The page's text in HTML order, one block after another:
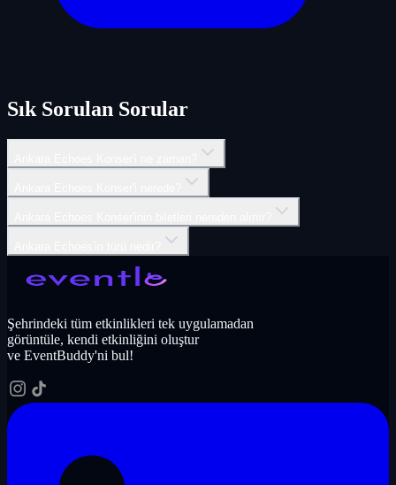
Sık Sorulan Sorular
Şehrindeki tüm etkinlikleri tek uygulamadan
görüntüle, kendi etkinliğini oluştur
ve EventBuddy'ni bul!